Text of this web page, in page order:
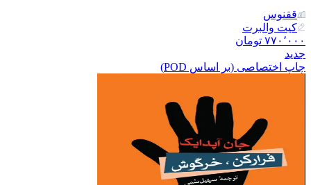
ققنوس
کیت والبرت
۷۷۰٬۰۰۰ تومان
جدید
چاپ اختصاصی (بر اساس POD)